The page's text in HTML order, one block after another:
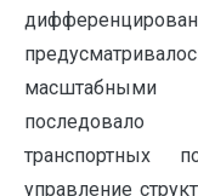
масштабными
последовало
транспортных
управление